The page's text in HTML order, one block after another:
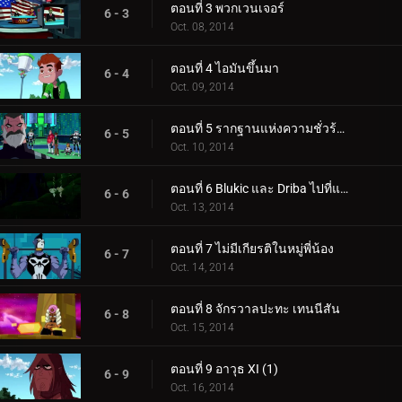
6 - 3 ตอนที่ 3 พวกเวนเจอร์
Oct. 08, 2014
6 - 4 ตอนที่ 4 ไอมันขึ้นมา
Oct. 09, 2014
6 - 5 ตอนที่ 5 รากฐานแห่งความชั่วร้ายทั้งหมด
Oct. 10, 2014
6 - 6 ตอนที่ 6 Blukic และ Driba ไปที่แอเรีย 51
Oct. 13, 2014
6 - 7 ตอนที่ 7 ไม่มีเกียรติในหมู่พี่น้อง
Oct. 14, 2014
6 - 8 ตอนที่ 8 จักรวาลปะทะ เทนนีสัน
Oct. 15, 2014
6 - 9 ตอนที่ 9 อาวุธ XI (1)
Oct. 16, 2014